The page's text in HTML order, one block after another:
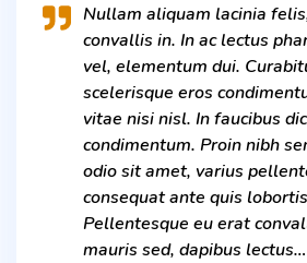
Nullam aliquam lacinia
convallis in. In ac lectus
vel, elementum dui.
scelerisque eros
vitae nisi nisl. In faucibus
condimentum. Proin nibh
odio sit amet, varius
consequat ante quis
Pellentesque eu erat
mauris sed, dapibus lectus…